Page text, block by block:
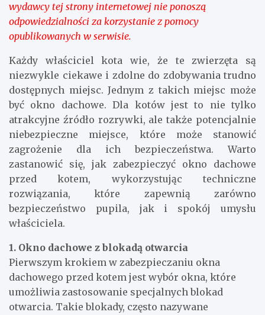
wydawcy tej strony internetowej nie ponoszą
odpowiedzialności za korzystanie z pomocy
opublikowanych w serwisie.
Każdy właściciel kota wie, że te zwierzęta są
niezwykle ciekawe i zdolne do zdobywania trudno
dostępnych miejsc. Jednym z takich miejsc może
być okno dachowe. Dla kotów jest to nie tylko
atrakcyjne źródło rozrywki, ale także potencjalnie
niebezpieczne miejsce, które może stanowić
zagrożenie dla ich bezpieczeństwa. Warto
zastanowić się, jak zabezpieczyć okno dachowe
przed kotem, wykorzystując techniczne
rozwiązania, które zapewnią zarówno
bezpieczeństwo pupila, jak i spokój umysłu
właściciela.
1. Okno dachowe z blokadą otwarcia
Pierwszym krokiem w zabezpieczaniu okna
dachowego przed kotem jest wybór okna, które
umożliwia zastosowanie specjalnych blokad
otwarcia. Takie blokady, często nazywane